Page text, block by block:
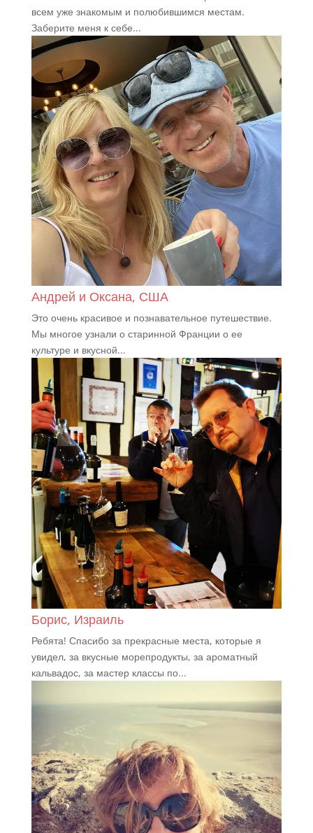
всем уже знакомым и полюбившимся местам.
Заберите меня к себе...
Андрей и Оксана, США
Это очень красивое и познавательное путешествие.
Мы многое узнали о старинной Франции о ее
культуре и вкусной...
Борис, Израиль
Ребята! Спасибо за прекрасные места, которые я
увидел, за вкусные морепродукты, за ароматный
кальвадос, за мастер классы по...